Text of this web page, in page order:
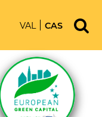
VAL CAS